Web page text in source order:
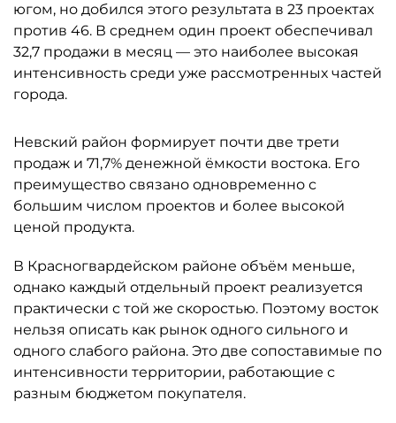
югом, но добился этого результата в 23 проектах
против 46. В среднем один проект обеспечивал
32,7 продажи в месяц — это наиболее высокая
интенсивность среди уже рассмотренных частей
города.
Невский район формирует почти две трети
продаж и 71,7% денежной ёмкости востока. Его
преимущество связано одновременно с
большим числом проектов и более высокой
ценой продукта.
В Красногвардейском районе объём меньше,
однако каждый отдельный проект реализуется
практически с той же скоростью. Поэтому восток
нельзя описать как рынок одного сильного и
одного слабого района. Это две сопоставимые по
интенсивности территории, работающие с
разным бюджетом покупателя.